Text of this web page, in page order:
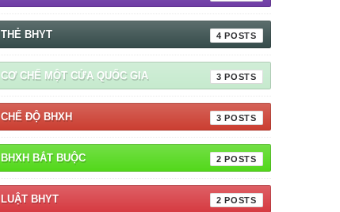
THẺ BHYT 4
CƠ CHẾ MỘT CỬA QUỐC GIA 3
CHẾ ĐỘ BHXH 3
BHXH BẮT BUỘC 2
LUẬT BHYT 2